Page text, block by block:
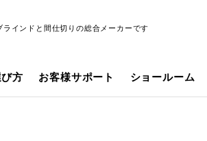
ラインドと間仕切りの総合メーカーです
方 お客様サポート ショールーム